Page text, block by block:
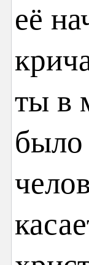
её
ты в
было